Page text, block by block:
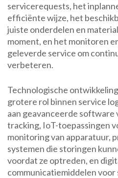
servicerequests, het
efficiënte wijze, het
juiste onderdelen en
moment, en het monitoren
geleverde service om
verbeteren.
Technologische
grotere rol binnen service
aan geavanceerde software
tracking, IoT-toepassingen
monitoring van apparatuur,
systemen die storingen
voordat ze optreden, en
communicatiemiddelen